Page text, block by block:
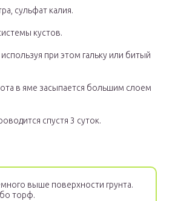
сульфат калия.
кустов.
при этом гальку или битый
в яме засыпается большим слоем
спустя 3 суток.
выше поверхности грунта.
торф.